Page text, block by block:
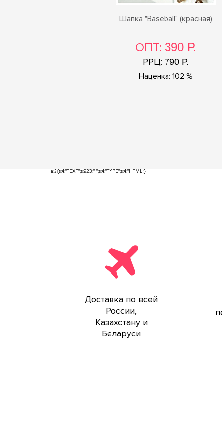
Шапка "Baseball" (красная)
ОПТ: 390 Р.
РРЦ: 790 Р.
Наценка: 102 %
a:2:{s:4:"TEXT";s:923:"
Доставка по всей
России,
Казахстану и
Беларуси
";s:4:"TYPE";s:4:"HTML";}